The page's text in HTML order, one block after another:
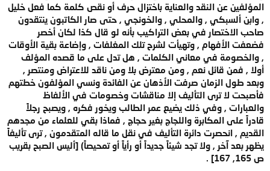
المؤلفين عن النقد والعناية باختزال حرف أو نقص كلمة كما فعل خليل
, وابن ألسبكي , والمحلي , والخونجي , حتى صار الكاتبون ينتقدون
صاحب الاختصار في بعض التراكيب بأنه لو قال كذا لكان أخصر
فضعفت الأفهام , وتهيأت لشرح تلك المغلفات , وإضاعة بقية الأوقات
, والخصومة في معاني الكلمات , هل تدل على ما قصده المؤلف
أولا , فمن قائل نعم , ومن معترض بلا ومن ناقد للاعتراض ومنتصر ,
وبعد طول الزمان صرفت الأذهان عن الفائدة ونسي المؤلفون خطتهم
فأصبحت لا ترى التأليف إلا مناقشات وخصومات في الألفاظ
والعبارات , وفي ذلك يضيع عمر الطالب ويخور فكره , ويصبح رجلاً
قادراً على المكابرة واللجاج بغير حجاج , فماذا بقي للعلماء من مجدهم
القديم , انحصرت دائرة التأليف في نقل ما قاله المتقدمون , ترى تأليفاً
يظهر بعد آخر , ولا تجد شيئاً جديداً أو رأياً أو تمحيصاً) [أليس الصبح بقريب
ص 165, 167] .